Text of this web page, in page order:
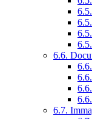
6.6.
6.7.